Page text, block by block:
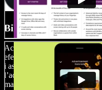
Biblioteca multimèdia
Accedeix a l’àmplia
efectes de so, imatges i
i assegura’t que les teves
l’acompanyament visual i
marques d’aigua o